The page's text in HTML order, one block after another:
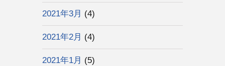
2021年3月 (4)
2021年2月 (4)
2021年1月 (5)